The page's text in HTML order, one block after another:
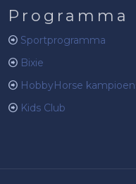
Programma
Sportprogramma
Bixie
HobbyHorse
Kids Club